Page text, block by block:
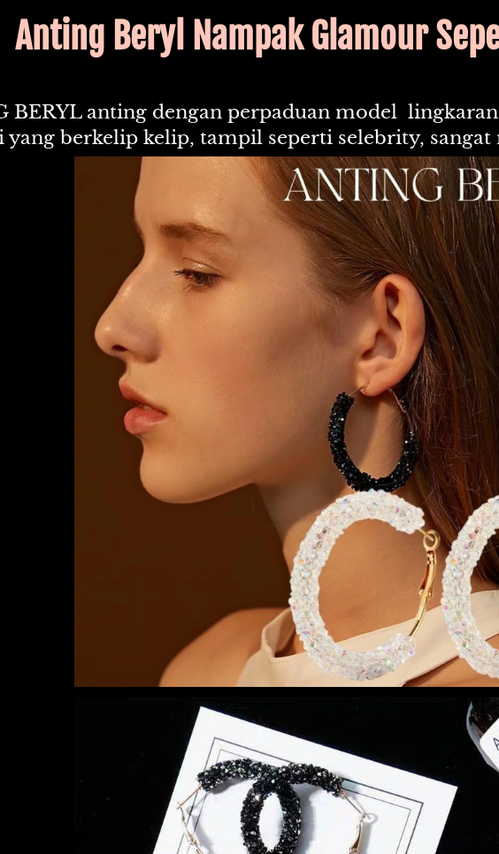
Anting Beryl Nampak Glamour
BERYL anting dengan perpaduan model
yang berkelip kelip, tampil seperti selebrity, sangat